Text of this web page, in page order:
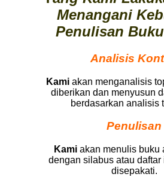
Menangani
Penulisan
Analisis
Kami akan menganalisis
diberikan dan menyusun
berdasarkan analisis
Penulisan
Kami akan menulis buku
dengan silabus atau daftar
disepakati.